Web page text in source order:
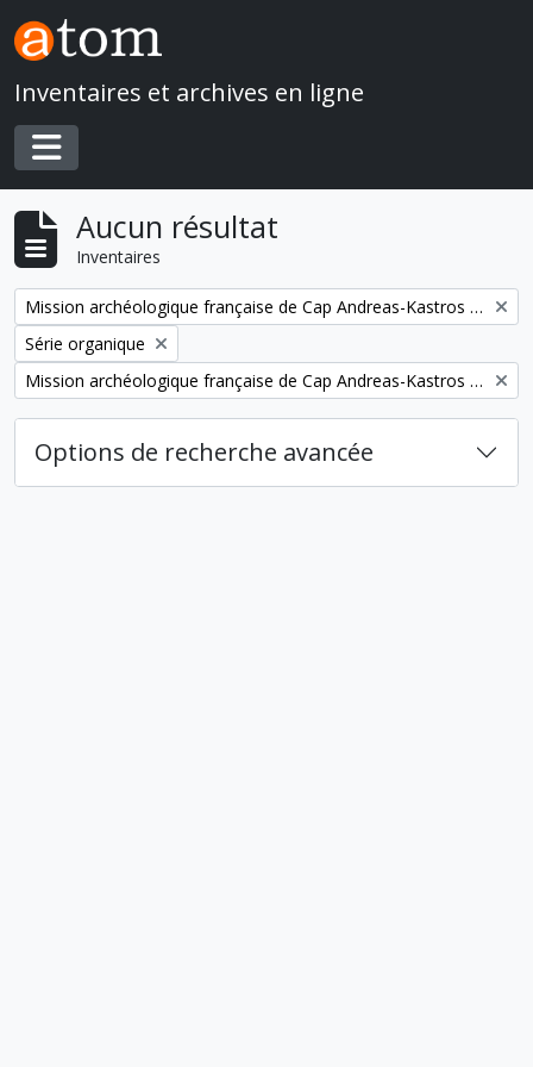
Skip to main content
Inventaires et archives en ligne
Toggle navigation
Aucun résultat
Inventaires
Remove filter:
Mission archéologique française de Cap Andreas-Kastros (Chypre)
Remove filter:
Série organique
Remove filter:
Mission archéologique française de Cap Andreas-Kastros et de Khirokitia (Chypre)
Options de recherche avancée